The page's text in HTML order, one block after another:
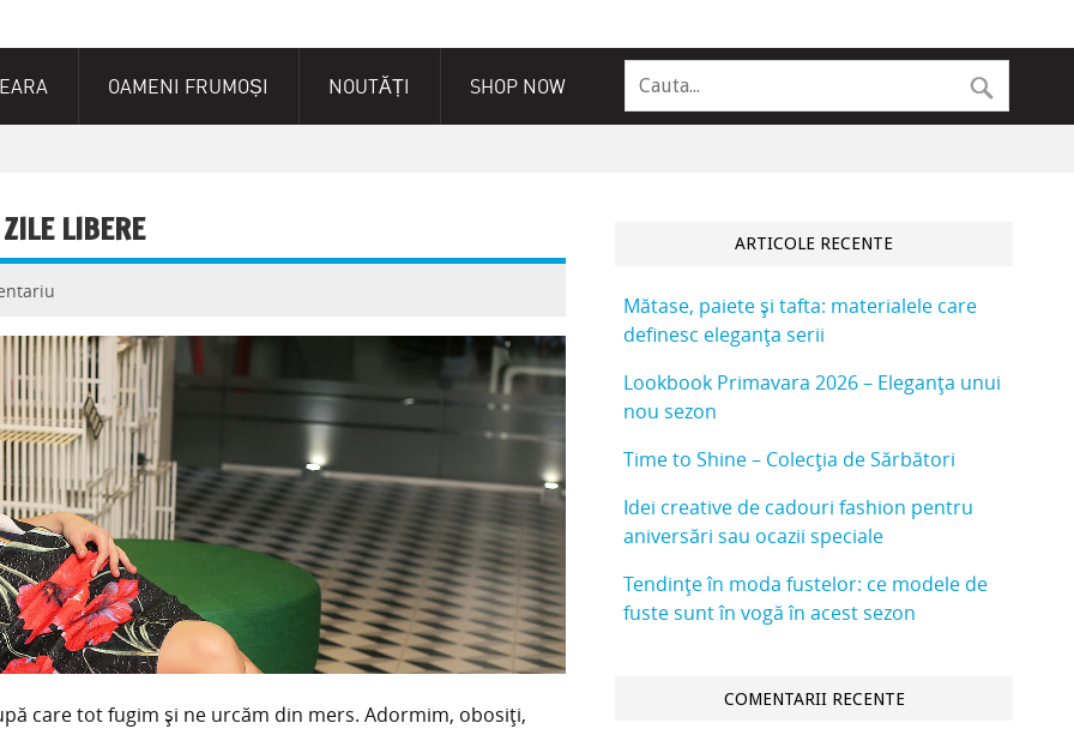
OAMENI FRUMOȘI NOUTĂȚI SHOP NOW
LIBERE
care tot fugim și ne urcăm din mers. Adormim, obosiți,
ARTICOLE RECENTE
Mătase, paiete și tafta: materialele care
definesc eleganța serii
Lookbook Primavara 2026 – Eleganța unui
nou sezon
Time to Shine – Colecția de Sărbători
Idei creative de cadouri fashion pentru
aniversări sau ocazii speciale
Tendințe în moda fustelor: ce modele de
fuste sunt în vogă în acest sezon
COMENTARII RECENTE